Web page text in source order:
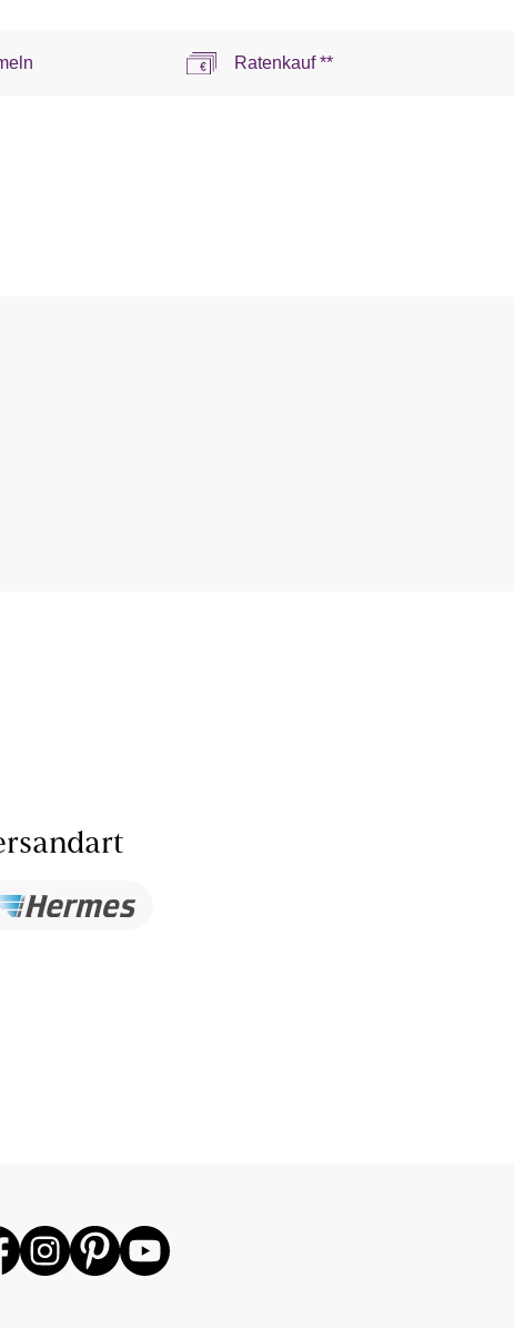
Ratenkauf **